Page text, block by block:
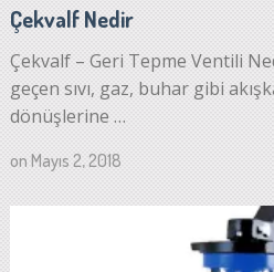
Çekvalf Nedir
Çekvalf – Geri Tepme Ventili
geçen sıvı, gaz, buhar gibi
dönüşlerine …
on Mayıs 2, 2018